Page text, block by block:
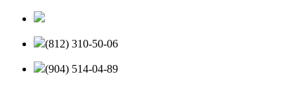
(812) 310-50-06
(904) 514-04-89